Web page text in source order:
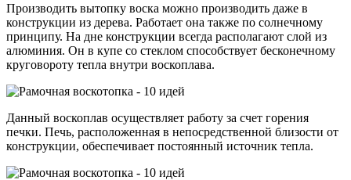
Производить вытопку воска можно производить даже в
конструкции из дерева. Работает она также по солнечному
принципу. На дне конструкции всегда располагают слой из
алюминия. Он в купе со стеклом способствует бесконечному
круговороту тепла внутри воскоплава.
Данный воскоплав осуществляет работу за счет горения
печки. Печь, расположенная в непосредственной близости от
конструкции, обеспечивает постоянный источник тепла.